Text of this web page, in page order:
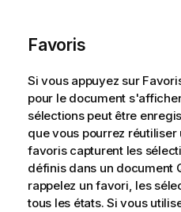
Favoris
Si vous appuyez sur
pour le document
sélections peut être
que vous pourrez réutiliser
favoris capturent les
définis dans un document
rappelez un favori, les
tous les états. Si vous